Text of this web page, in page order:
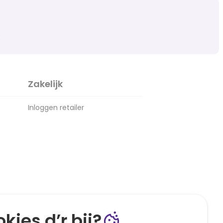
Zakelijk
Inloggen retailer